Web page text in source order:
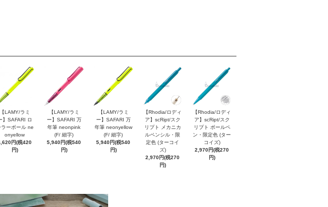
【LAMY/ラミ
】SAFARI ロ
ラーボール ne
onyellow
円(税420
円)
【LAMY/ラミ
ー】SAFARI 万
年筆 neonpink
(F/ 細字)
5,940円(税540
円)
【LAMY/ラミ
ー】SAFARI 万
年筆 neonyellow
(F/ 細字)
5,940円(税540
円)
【Rhodia/ロディ
ア】scRipt/スク
リプト メカニカ
ルペンシル・限
定色 (ターコイ
ズ)
2,970円(税270
円)
【Rhodia/ロディ
ア】scRipt/スク
リプト ボールペ
ン・限定色 (ター
コイズ)
2,970円(税270
円)